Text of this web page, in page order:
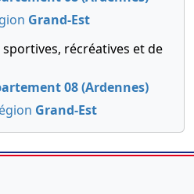
Grand-Est
sportives, récréatives et de
08 (Ardennes)
Grand-Est